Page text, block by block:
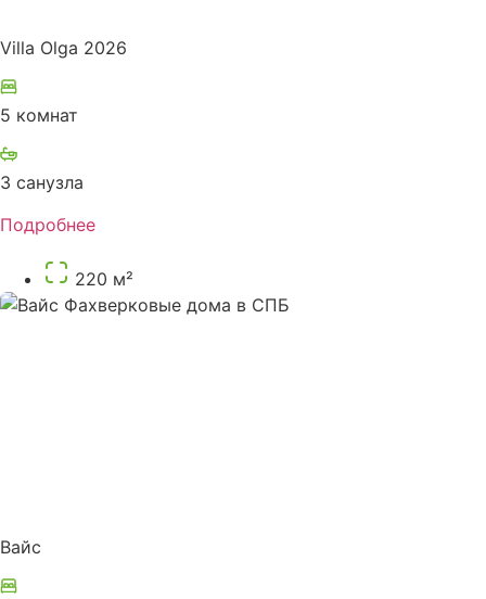
Villa Olga 2026
5 комнат
3 санузла
Подробнее
220 м²
Вайс